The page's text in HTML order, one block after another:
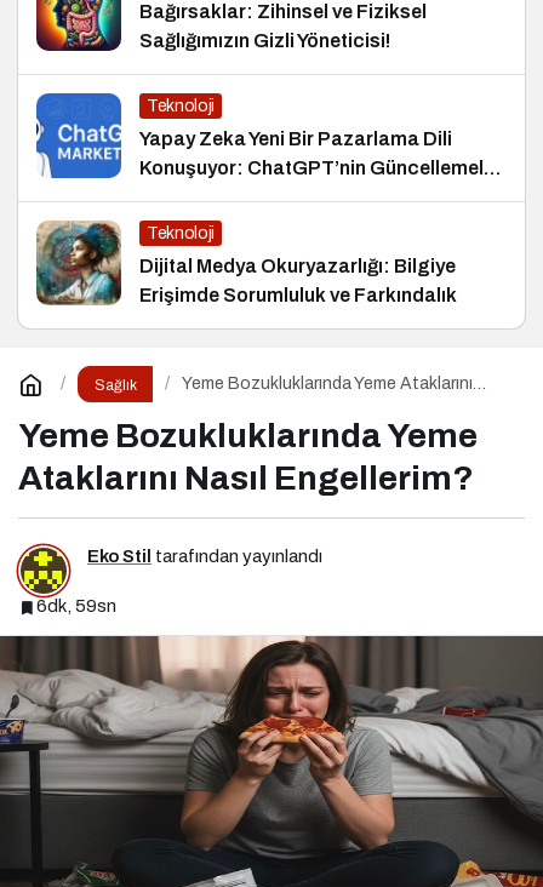
Bağırsaklar: Zihinsel ve Fiziksel
Sağlığımızın Gizli Yöneticisi!
Teknoloji
Yapay Zeka Yeni Bir Pazarlama Dili
Konuşuyor: ChatGPT’nin Güncellemeleri
ve Markalara Yönelik Fırsatlar
Teknoloji
Dijital Medya Okuryazarlığı: Bilgiye
Erişimde Sorumluluk ve Farkındalık
Sağlık
Yeme Bozukluklarında Yeme Ataklarını
Yeme Bozukluklarında Yeme
Ataklarını Nasıl Engellerim?
Eko Stil tarafından yayınlandı
6dk, 59sn